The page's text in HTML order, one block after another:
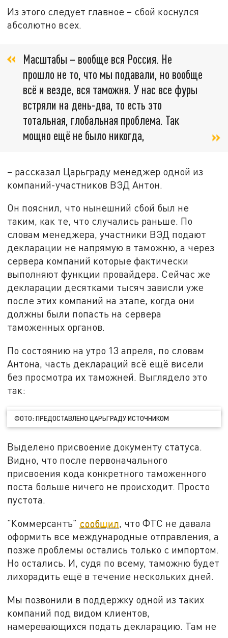
Из этого следует главное – сбой коснулся
абсолютно всех.
Масштабы – вообще вся Россия. Не
прошло не то, что мы подавали, но вообще
всё и везде, вся таможня. У нас все фуры
встряли на день-два, то есть это
тотальная, глобальная проблема. Так
мощно ещё не было никогда,
– рассказал Царьграду менеджер одной из
компаний-участников ВЭД Антон.
Он пояснил, что нынешний сбой был не
таким, как те, что случались раньше. По
словам менеджера, участники ВЭД подают
декларации не напрямую в таможню, а через
сервера компаний которые фактически
выполняют функции провайдера. Сейчас же
декларации десятками тысяч зависли уже
после этих компаний на этапе, когда они
должны были попасть на сервера
таможенных органов.
По состоянию на утро 13 апреля, по словам
Антона, часть деклараций всё ещё висели
без просмотра их таможней. Выглядело это
так:
ФОТО: ПРЕДОСТАВЛЕНО ЦАРЬГРАДУ ИСТОЧНИКОМ
Выделено присвоение документу статуса.
Видно, что после первоначального
присвоения кода конкретного таможенного
поста больше ничего не происходит. Просто
пустота.
"Коммерсантъ" сообщил, что ФТС не давала
оформить все международные отправления, а
позже проблемы остались только с импортом.
Но остались. И, судя по всему, таможню будет
лихорадить ещё в течение нескольких дней.
Мы позвонили в поддержку одной из таких
компаний под видом клиентов,
намеревающихся подать декларацию. Там не